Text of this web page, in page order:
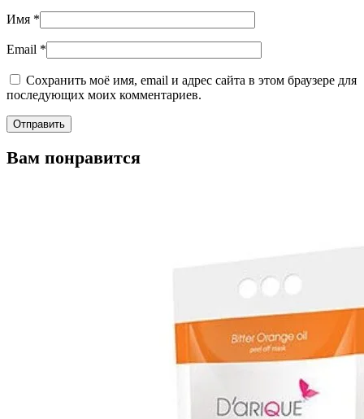
Имя *
Email *
Сохранить моё имя, email и адрес сайта в этом браузере для
последующих моих комментариев.
Вам понравится